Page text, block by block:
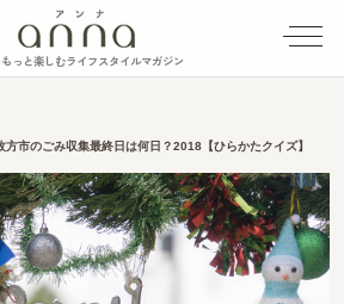
っと楽しむライフスタイルマガジン
方市のごみ収集最終日は何日？2018【ひらかたクイズ】